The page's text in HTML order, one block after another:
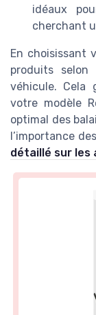
idéaux
cherchant
En choisissant
produits
véhicule. Cela
votre modèle
optimal des
l’importance
détaillé sur les